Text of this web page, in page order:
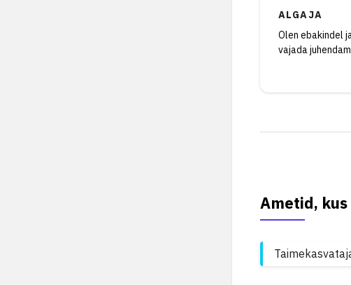
ALGAJA
Olen ebakindel
vajada
Ametid,